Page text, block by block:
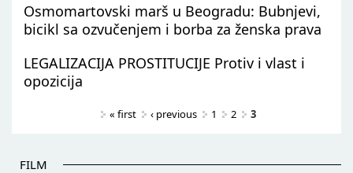
Osmomartovski marš u Beogradu: Bubnjevi,
bicikl sa ozvučenjem i borba za ženska prava
LEGALIZACIJA PROSTITUCIJE Protiv i vlast i
opozicija
« first ‹ previous 1 2 3
FILM